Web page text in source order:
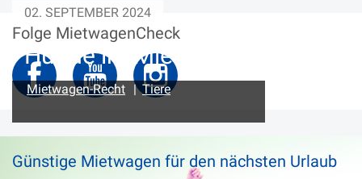
02. SEPTEMBER 2024
Hunde im Mietwagen
Mietwagen-Recht |Tiere
Folge MietwagenCheck
Günstige Mietwagen für den nächsten Urlaub